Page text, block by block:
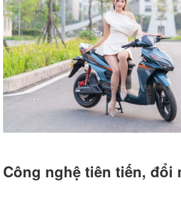
Công nghệ tiên tiến, đổi